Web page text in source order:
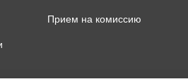
Прием на комиссию